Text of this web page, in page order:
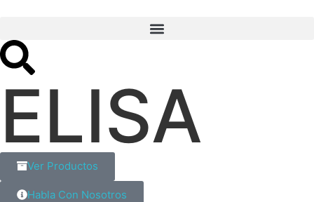
ELISA
Ver Productos
Habla Con Nosotros